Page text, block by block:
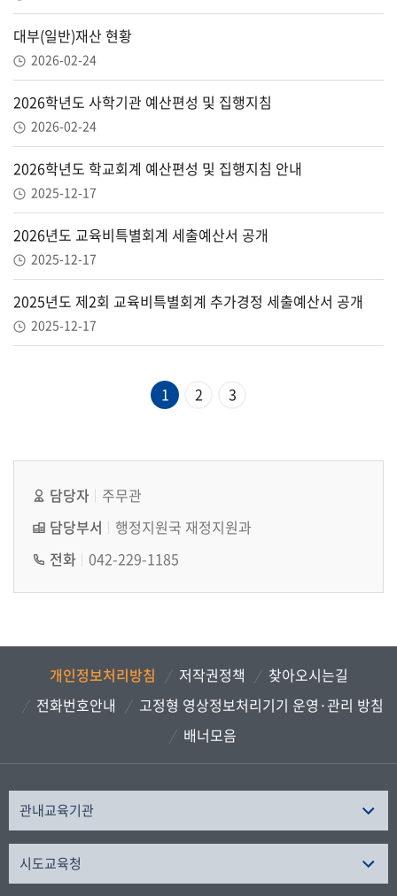
대부(일반)재산 현황
2026-02-24
2026학년도 사학기관 예산편성 및 집행지침
2026-02-24
2026학년도 학교회계 예산편성 및 집행지침 안내
2025-12-17
2026년도 교육비특별회계 세출예산서 공개
2025-12-17
2025년도 제2회 교육비특별회계 추가경정 세출예산서 공개
2025-12-17
1 2 3
담당자
주무관
담당부서
행정지원국 재정지원과
전화 042-229-1185
개인정보처리방침 저작권정책
찾아오시는길
전화번호안내
고정형 영상정보처리기기 운영·관리 방침
배너모음
관내교육기관
시도교육청